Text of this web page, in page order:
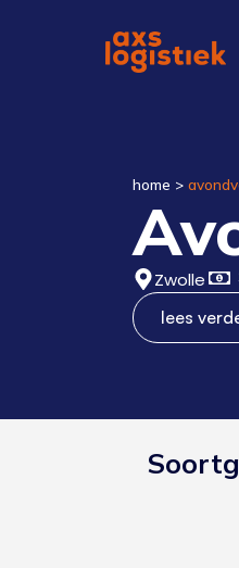
home >
Zwolle
lees